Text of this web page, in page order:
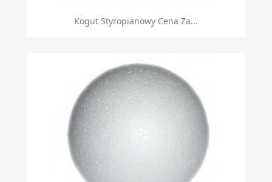
Kogut Styropianowy Cena Za...